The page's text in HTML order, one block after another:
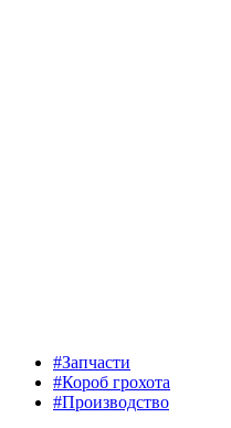
#Запчасти
#Короб грохота
#Производство